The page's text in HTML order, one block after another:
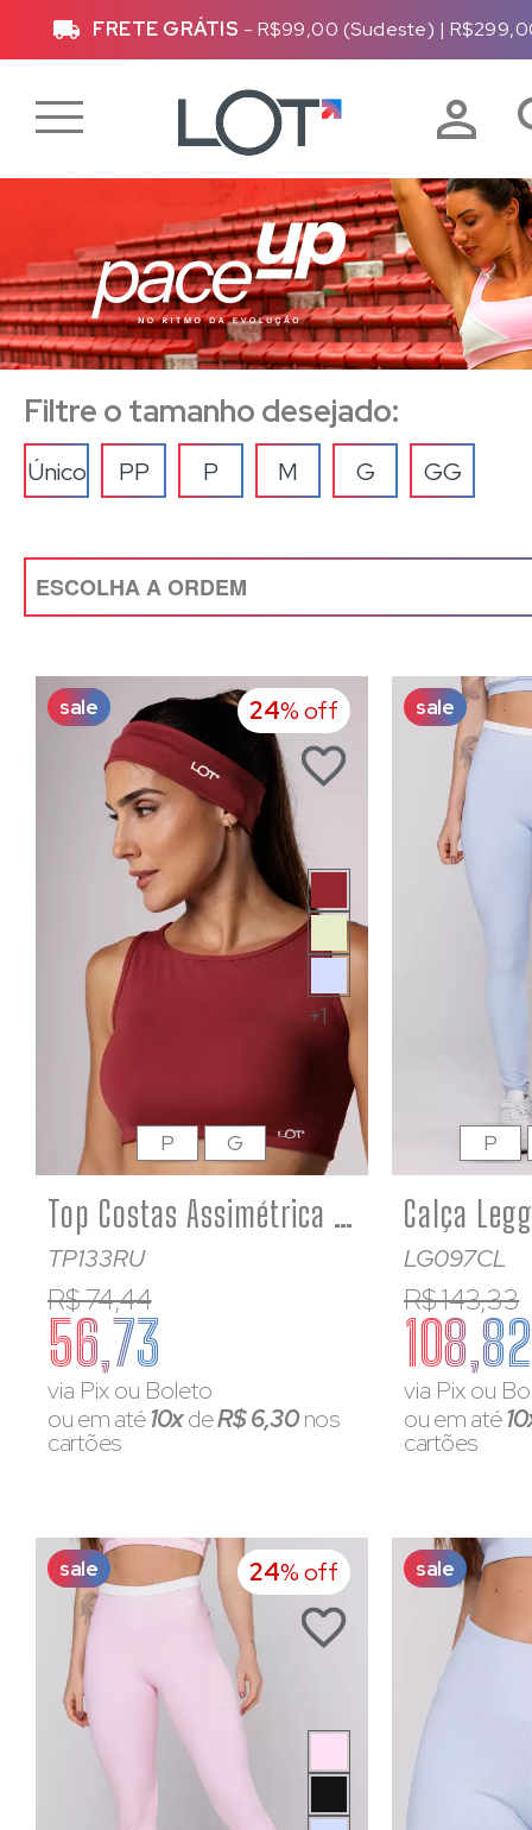
Até10x sem jurosou10% de desconto
Filtre o tamanho desejado:
Único PP P M G GG
sale 24% off
+1
Top Costas Assimétrica Feminino Poliamida Ruggine
TP133RU
R$ 74,44
56,73
via Pix ou Boleto
ou em até10xdeR$ 6,30nos
cartões
P G
sale
LG097CL
R$ 143,33
108,82
via Pix ou
ou em até
cartões
P
sale 24% off sale